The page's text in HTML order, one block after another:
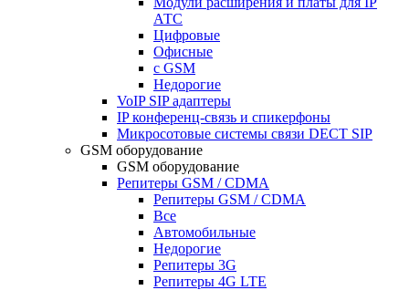
АТС
Цифровые
Офисные
с GSM
Недорогие
VoIP SIP адаптеры
IP конференц-связь и спикерфоны
Микросотовые системы связи DECT SIP
GSM оборудование
GSM оборудование
Репитеры GSM / CDMA
Репитеры GSM / CDMA
Все
Автомобильные
Недорогие
Репитеры 3G
Репитеры 4G LTE